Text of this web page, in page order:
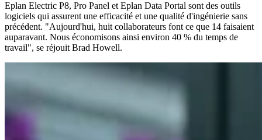
Eplan Electric P8, Pro Panel et Eplan Data Portal sont des outils
logiciels qui assurent une efficacité et une qualité d'ingénierie sans
précédent. "Aujourd'hui, huit collaborateurs font ce que 14 faisaient
auparavant. Nous économisons ainsi environ 40 % du temps de
travail", se réjouit Brad Howell.